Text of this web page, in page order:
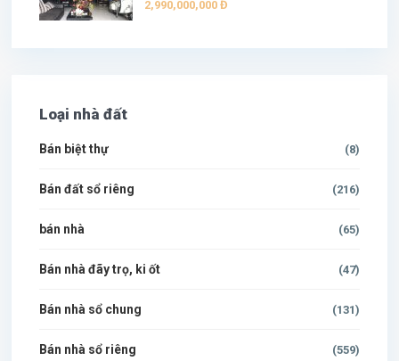
2,990,000,000 Đ
Loại nhà đất
Bán biệt thự (8)
Bán đất sổ riêng (216)
bán nhà (65)
Bán nhà đãy trọ, ki ốt (47)
Bán nhà sổ chung (131)
Bán nhà sổ riêng (559)